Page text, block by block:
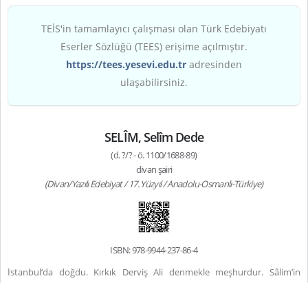
TEİS'in tamamlayıcı çalışması olan Türk Edebiyatı
Eserler Sözlüğü (TEES) erişime açılmıştır.
https://tees.yesevi.edu.tr adresinden
ulaşabilirsiniz.
SELÎM, Selîm Dede
(d. ?/? - ö. 1100/1688-89)
divan şairi
(Divan/Yazılı Edebiyat / 17. Yüzyıl / Anadolu-Osmanlı-Türkiye)
ISBN: 978-9944-237-86-4
İstanbul’da doğdu. Kırkık Derviş Ali denmekle meşhurdur. Sâlim’in